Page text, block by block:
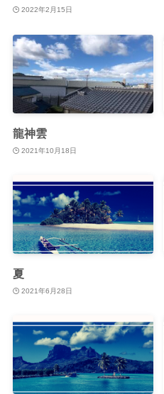
2022年2月15日
龍神雲
2021年10月18日
夏
2021年6月28日